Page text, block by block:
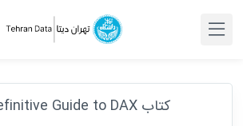
کتاب The Definitive Guide to DAX